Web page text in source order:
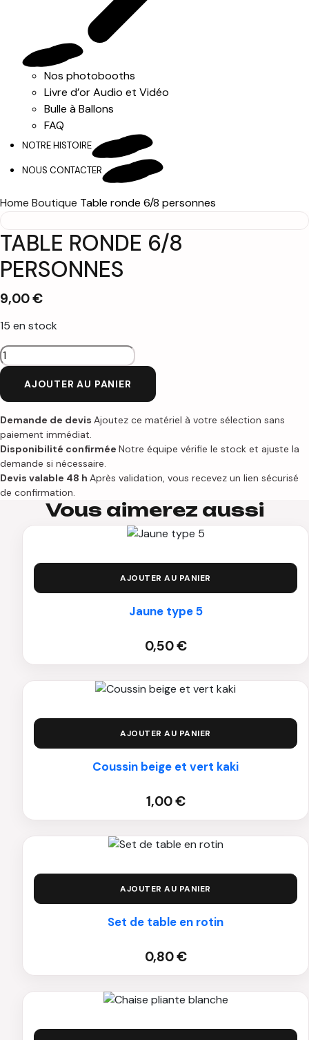
Nos photobooths
Livre d’or Audio et Vidéo
Bulle à Ballons
FAQ
NOTRE HISTOIRE
NOUS CONTACTER
Home Boutique Table ronde 6/8 personnes
TABLE RONDE 6/8
PERSONNES
9,00€
15 en stock
quantité
de
Table
ronde
6/8
personnes
AJOUTER AU PANIER
Demande de devis Ajoutez ce matériel à votre sélection sans
paiement immédiat.
Disponibilité confirmée Notre équipe vérifie le stock et ajuste la
demande si nécessaire.
Devis valable 48 h Après validation, vous recevez un lien sécurisé
de confirmation.
Vous aimerez aussi
AJOUTER AU PANIER
Jaune type 5
0,50€
AJOUTER AU PANIER
Coussin beige et vert kaki
1,00€
AJOUTER AU PANIER
Set de table en rotin
0,80€